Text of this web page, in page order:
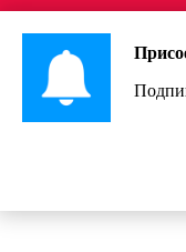
Перейти
контенту
Интересно